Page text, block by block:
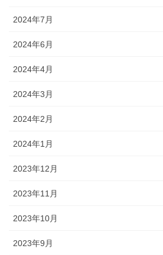
2024年7月
2024年6月
2024年4月
2024年3月
2024年2月
2024年1月
2023年12月
2023年11月
2023年10月
2023年9月